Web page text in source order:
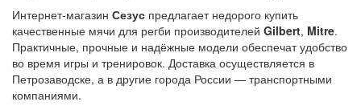
Интернет-магазин Сезус предлагает недорого купить
качественные мячи для регби производителей Gilbert, Mitre.
Практичные, прочные и надёжные модели обеспечат удобство
во время игры и тренировок. Доставка осуществляется в
Петрозаводске, а в другие города России — транспортными
компаниями.